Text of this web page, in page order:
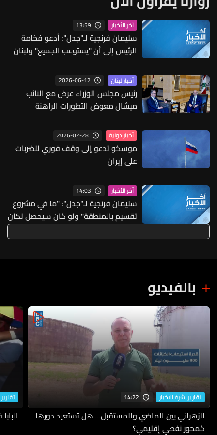
آخر الأخبار 13:59
سليمان فرنجية لـ"جدل": أدعو فخامة
الرئيس إلى أن "يستوعب الجميع" ولبنان
جامع
أخبار لبنان 2026-06-12
رئيس مجلس الوزراء عرض مع النائب
ميشال معوض التطورات الراهنة
أخبار دولية 2026-02-28
موسكو تدعو إلى وقف فوري للضربات
على إيران
آخر الأخبار 14:03
سليمان فرنجية لـ"جدل": "ما في مشروع
تقسيم بالمنطقة" ولو كان سيحصل لكان
بقي الرئيس الأسد في سوريا ولم يذهب
الى موسكو
بالفيديو
تقارير نشرة الاخبار 14:22
الزهراني بين الماضي والمستقبل... هل تستعيد دورها
كمحور نفطي إقليمي؟